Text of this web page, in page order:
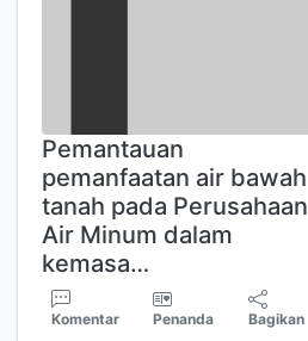
Pemantauan
pemanfaatan air bawah
tanah pada Perusahaan
Air Minum dalam
kemasa…
Komentar Penanda Bagikan